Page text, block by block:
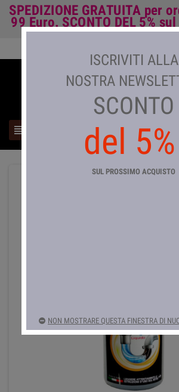
SPEDIZIONE GRATUITA per
99 Euro. SCONTO DEL 5% sul

ISCRIVITI ALLA
NOSTRA
SCONTO
del 5%
SUL PROSSIMO ACQUISTO
NON MOSTRARE QUESTA FINESTRA DI